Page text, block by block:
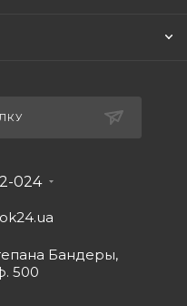
024
Бандеры,
500